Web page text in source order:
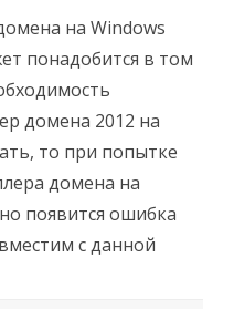
режим
работы
домена
на
Windows
Server
2012
до
2008R2
на Windows
понадобится в том
домена 2012 на
то при попытке
домена на
появится ошибка
с данной